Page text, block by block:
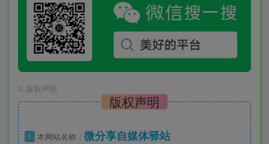
© 版权声明
版权声明
1 本网站名称： 微分享自媒体驿站